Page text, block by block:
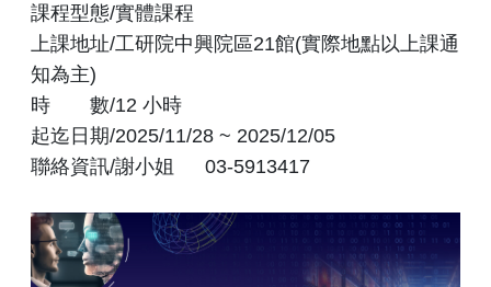
課程型態/實體課程
上課地址/工研院中興院區21館(實際地點以上課通
知為主)
時 數/12 小時
起迄日期/2025/11/28 ~ 2025/12/05
聯絡資訊/謝小姐 03-5913417